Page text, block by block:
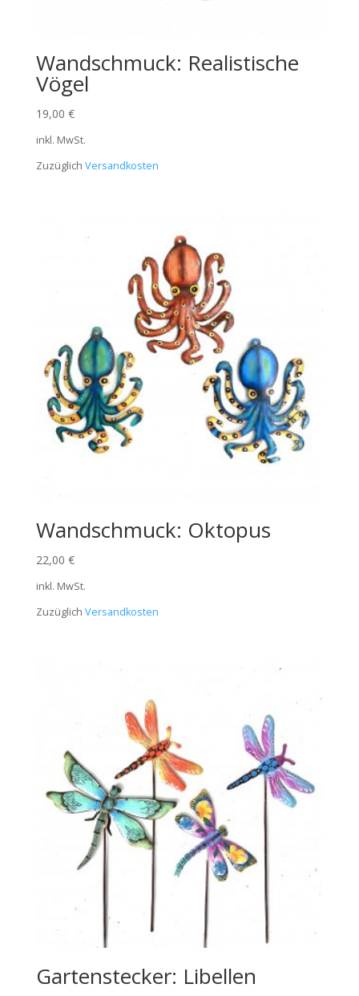
Wandschmuck: Realistische
Vögel
19,00 €
inkl. MwSt.
Zuzüglich Versandkosten
Wandschmuck: Oktopus
22,00 €
inkl. MwSt.
Zuzüglich Versandkosten
Gartenstecker: Libellen